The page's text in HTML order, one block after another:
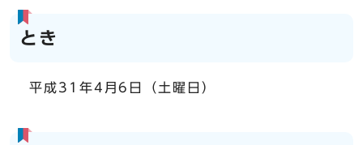
とき
平成31年4月6日（土曜日）